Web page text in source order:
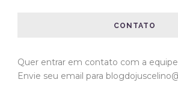
CONTATO
Quer entrar em contato com a
Envie seu email para